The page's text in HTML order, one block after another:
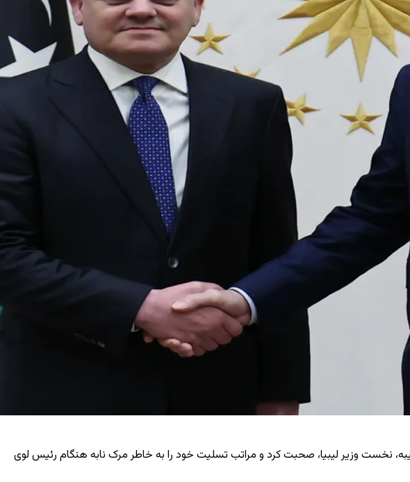
نخست وزیر لیبیا، صحبت کرد و مراتب تسلیت خود را به خاطر مرک نابه هنگام رئیس لوی